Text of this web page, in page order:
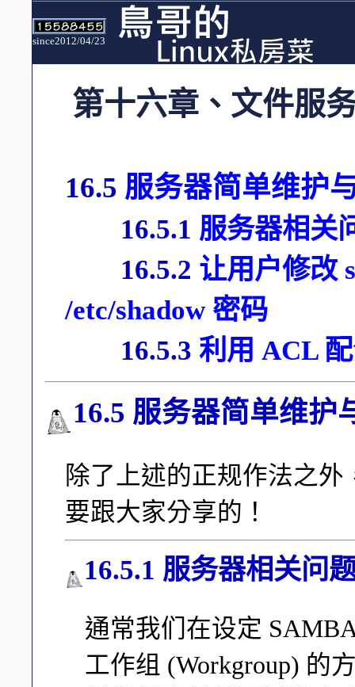
since2012/04/23
第十六章、文件服
16.5 服务器简单维护
16.5.1 服务器相关
16.5.2 让用户修改
/etc/shadow 密码
16.5.3 利用 ACL
16.5 服务器简单维护
除了上述的正规作法之
要跟大家分享的！
16.5.1 服务器相关问
通常我们在设定
工作组 (Workgroup) 的